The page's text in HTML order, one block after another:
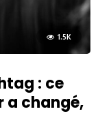
1.5K
: ce
a changé,